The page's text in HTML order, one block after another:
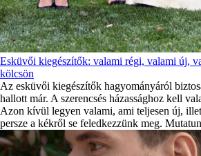
Esküvői kiegészítők: valami régi, valami új,
kölcsön
Az esküvői kiegészítők hagyományáról
hallott már. A szerencsés házassághoz kell
Azon kívül legyen valami, ami teljesen új,
persze a kékről se feledkezzünk meg.